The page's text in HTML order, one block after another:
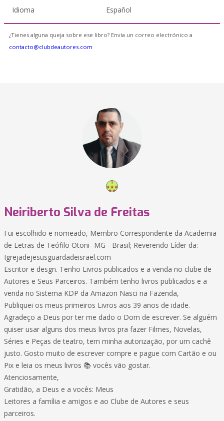
Idioma Español
¿Tienes alguna queja sobre ese libro? Envía un correo electrónico a
contacto@clubdeautores.com
Neiriberto Silva de Freitas
Fui escolhido e nomeado, Membro Correspondente da Academia
de Letras de Teófilo Otoni- MG - Brasil; Reverendo Líder da:
Igrejadejesusguardadeisrael.com
Escritor e desgn. Tenho Livros publicados e a venda no clube de
Autores e Seus Parceiros. Também tenho livros publicados e a
venda no Sistema KDP da Amazon Nasci na Fazenda,
Publiquei os meus primeiros Livros aos 39 anos de idade.
Agradeço a Deus por ter me dado o Dom de escrever. Se alguém
quiser usar alguns dos meus livros pra fazer Filmes, Novelas,
Séries e Peças de teatro, tem minha autorização, por um cachê
justo. Gosto muito de escrever compre e pague com Cartão e ou
Pix e leia os meus livros 📚 vocês vão gostar.
Atenciosamente,
Gratidão, a Deus e a vocês: Meus
Leitores a família e amigos e ao Clube de Autores e seus
parceiros.